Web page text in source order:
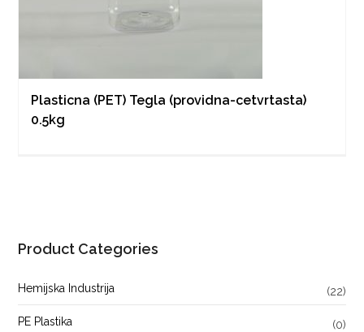
Plasticna (PET) Tegla (providna-cetvrtasta)
0.5kg
Product Categories
Hemijska Industrija (22)
PE Plastika (0)